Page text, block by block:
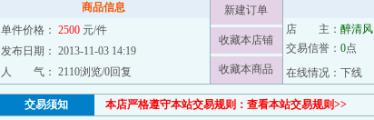
商品信息
单件价格： 2500 元/件
发布日期： 2013-11-03 14:19
人 气： 2110浏览/0回复
新建订单
收藏本店铺
收藏本商品
店 主： 醉清风
交易信誉： 0点
在线情况：下线
交易须知 本店严格遵守本站交易规则： 查看本站交易规则>>